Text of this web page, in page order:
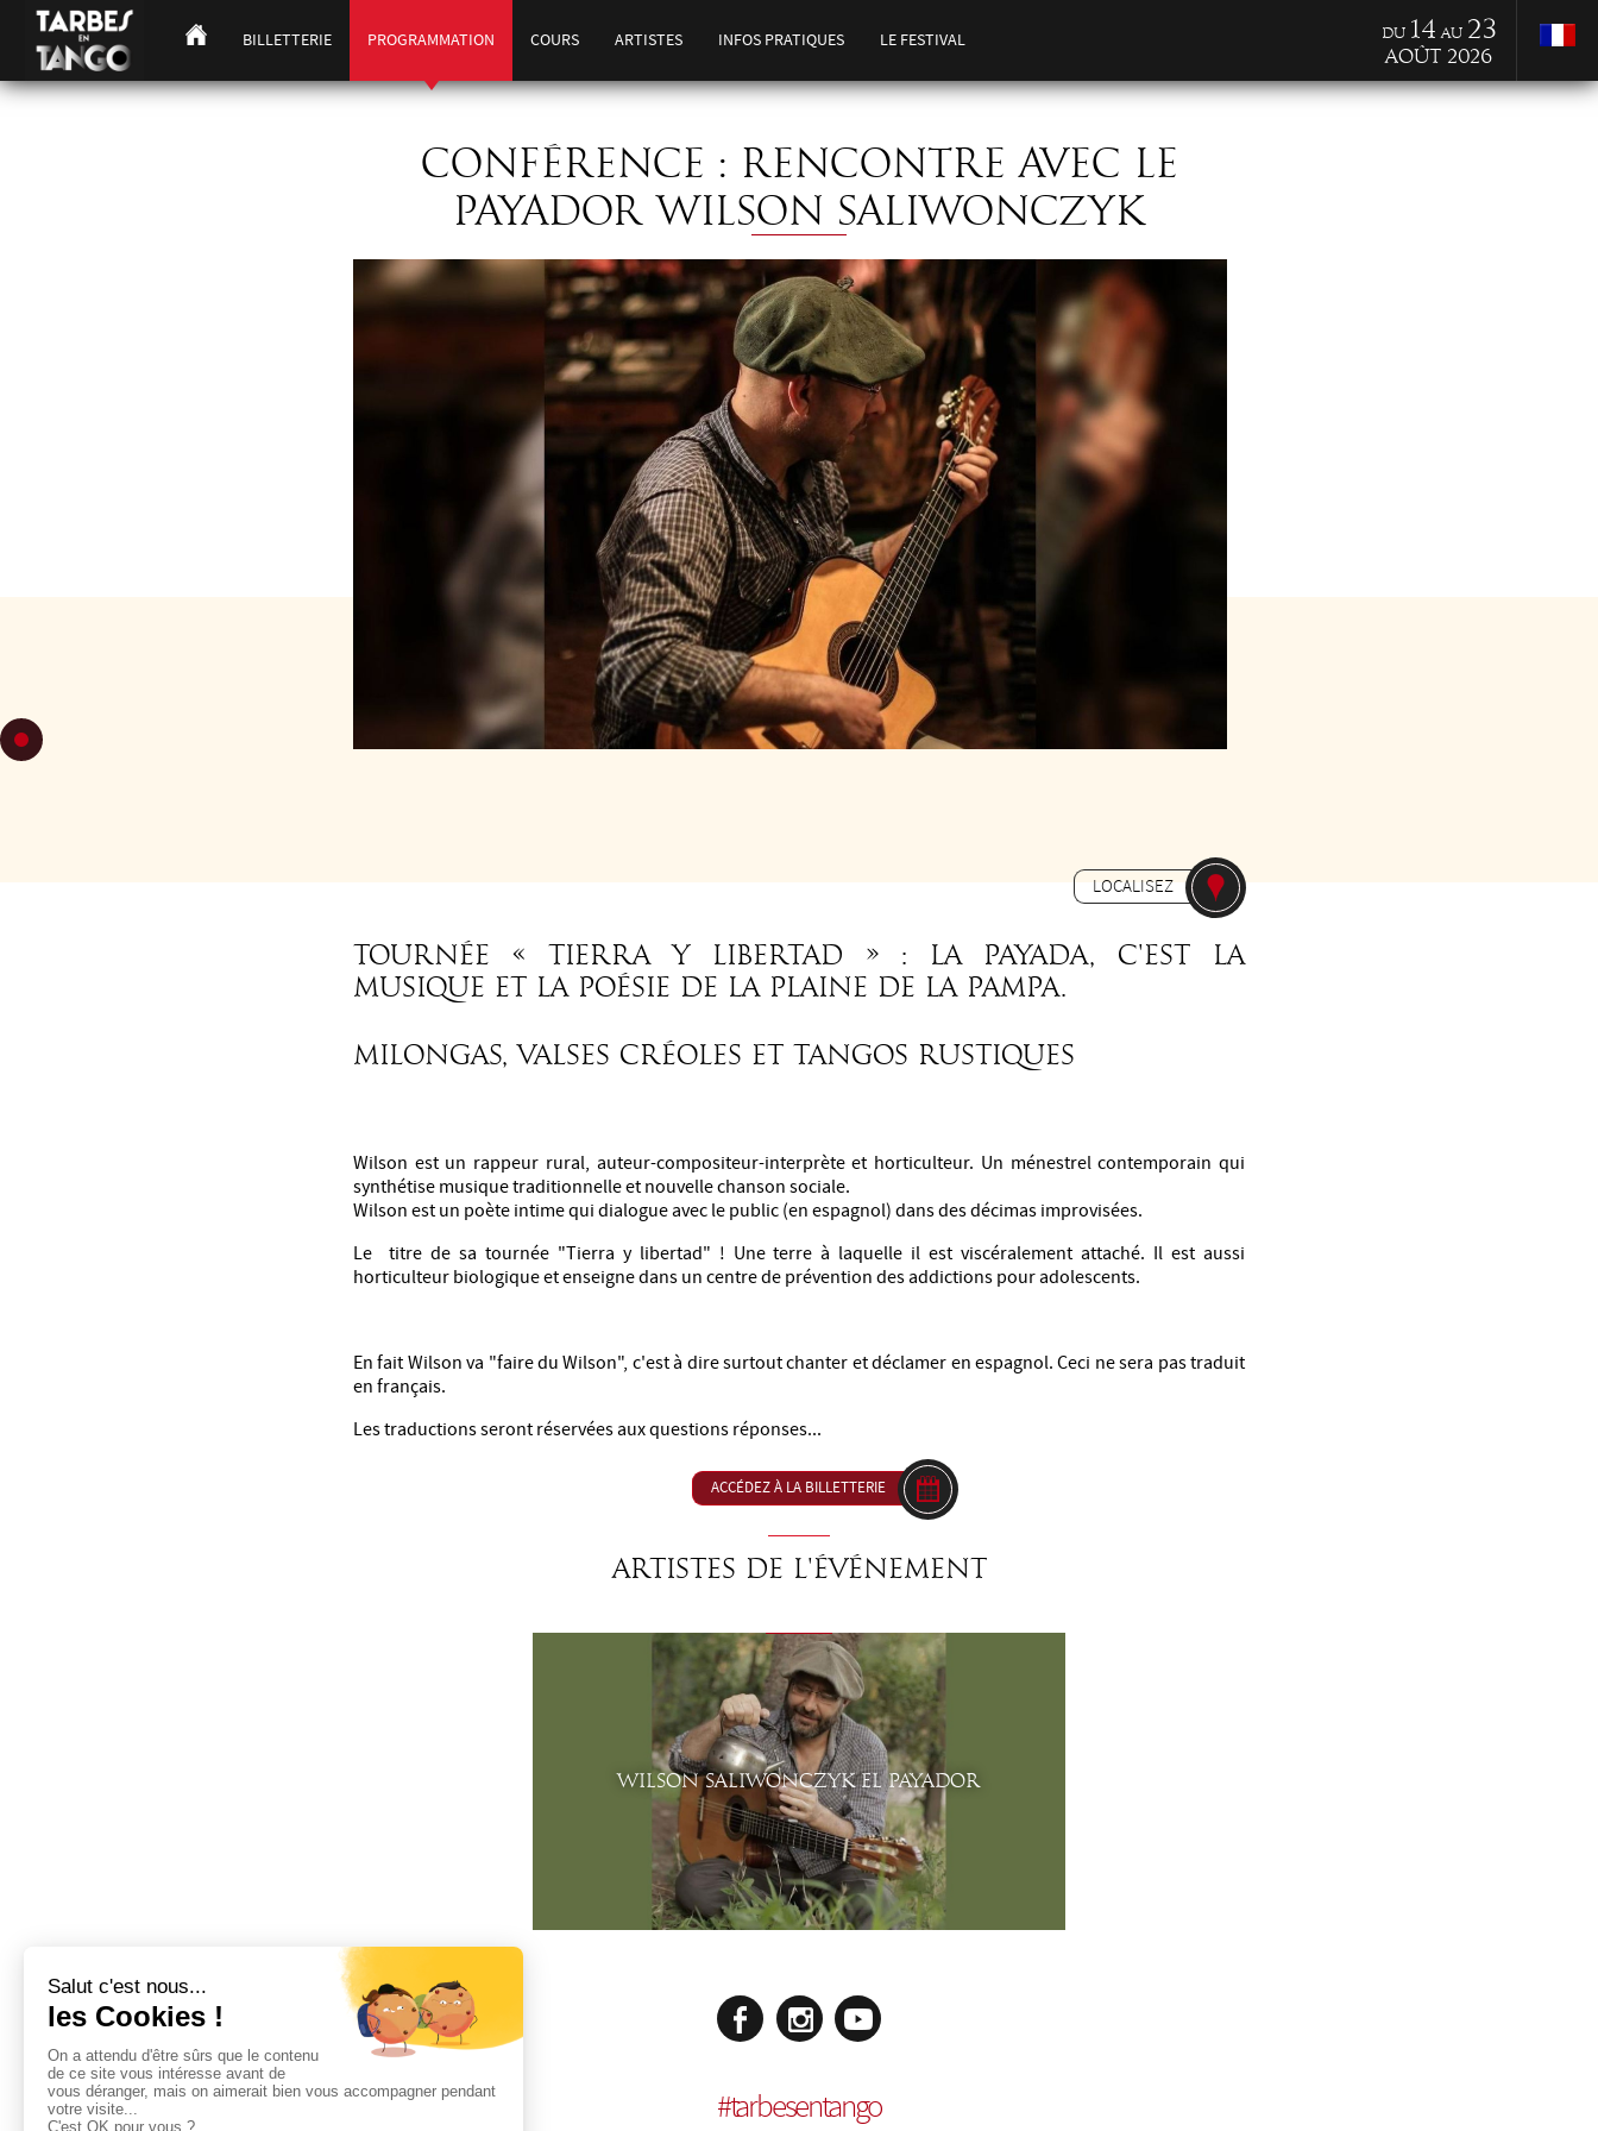
BILLETTERIE PROGRAMMATION COURS ARTISTES INFOS PRATIQUES LE FESTIVAL du 14 au 23
Août 2026
CONFÉRENCE : RENCONTRE AVEC LE
PAYADOR WILSON SALIWONCZYK
LOCALISEZ
Tournée « Tierra y Libertad » : La payada, c'est la
musique et la poésie de la plaine de la Pampa.
Milongas, valses créoles et tangos rustiques
Wilson est un rappeur rural, auteur-compositeur-interprète et horticulteur. Un ménestrel contemporain qui
synthétise musique traditionnelle et nouvelle chanson sociale.
Wilson est un poète intime qui dialogue avec le public (en espagnol) dans des décimas improvisées.
Le titre de sa tournée "Tierra y libertad" ! Une terre à laquelle il est viscéralement attaché. Il est aussi
horticulteur biologique et enseigne dans un centre de prévention des addictions pour adolescents.
En fait Wilson va "faire du Wilson", c'est à dire surtout chanter et déclamer en espagnol. Ceci ne sera pas traduit
en français.
Les traductions seront réservées aux questions réponses...
ACCÉDEZ À LA BILLETTERIE
Artistes de l'événement
WILSON SALIWONCZYK EL PAYADOR
#tarbesentango